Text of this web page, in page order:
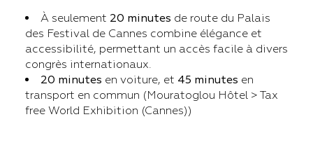
À seulement 20 minutes de route du Palais
des Festival de Cannes combine élégance et
accessibilité, permettant un accès facile à divers
congrès internationaux.
20 minutes en voiture, et 45 minutes en
transport en commun (Mouratoglou Hôtel > Tax
free World Exhibition (Cannes))